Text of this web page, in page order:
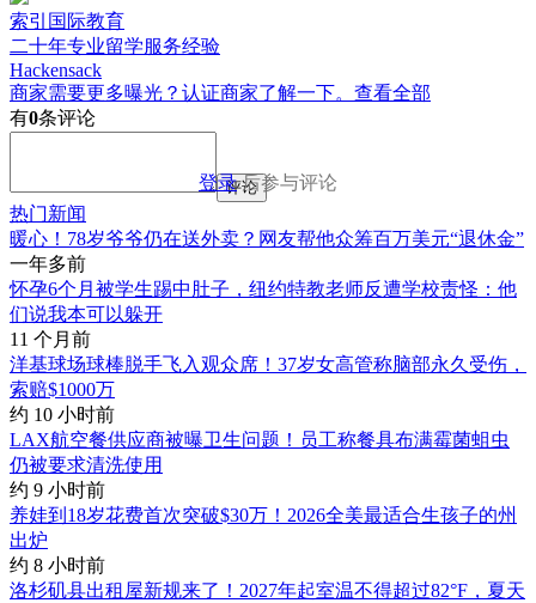
索引国际教育
二十年专业留学服务经验
Hackensack
商家需要更多曝光？认证商家了解一下。 查看全部
有0条评论
登录后参与评论
评论
热门新闻
暖心！78岁爷爷仍在送外卖？网友帮他众筹百万美元“退休金”
一年多前
怀孕6个月被学生踢中肚子，纽约特教老师反遭学校责怪：他
们说我本可以躲开
11 个月前
洋基球场球棒脱手飞入观众席！37岁女高管称脑部永久受伤，
索赔$1000万
约 10 小时前
LAX航空餐供应商被曝卫生问题！员工称餐具布满霉菌蛆虫
仍被要求清洗使用
约 9 小时前
养娃到18岁花费首次突破$30万！2026全美最适合生孩子的州
出炉
约 8 小时前
洛杉矶县出租屋新规来了！2027年起室温不得超过82°F，夏天